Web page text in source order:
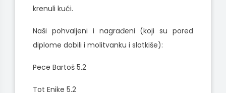
krenuli kući.
Naši pohvaljeni i nagrađeni (koji su pored
diplome dobili i molitvanku i slatkiše):
Pece Bartoš 5.2
Tot Enike 5.2